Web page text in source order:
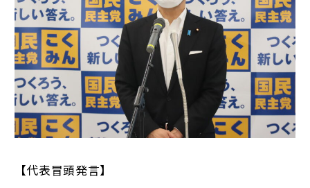
二次創作ガイドライン （新しいタブで開く）
プライバシーポリシー
特定商取引法に基づく表記
【代表冒頭発言】